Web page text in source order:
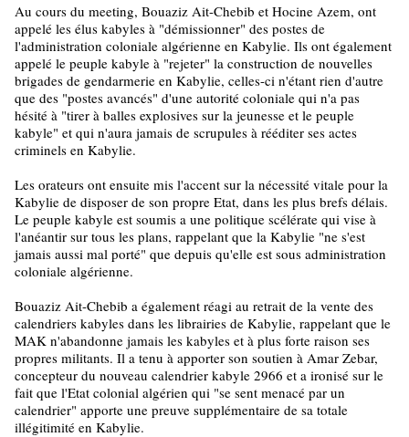
Au cours du meeting, Bouaziz Ait-Chebib et Hocine Azem, ont
appelé les élus kabyles à "démissionner" des postes de
l'administration coloniale algérienne en Kabylie. Ils ont également
appelé le peuple kabyle à "rejeter" la construction de nouvelles
brigades de gendarmerie en Kabylie, celles-ci n'étant rien d'autre
que des "postes avancés" d'une autorité coloniale qui n'a pas
hésité à "tirer à balles explosives sur la jeunesse et le peuple
kabyle" et qui n'aura jamais de scrupules à rééditer ses actes
criminels en Kabylie.
Les orateurs ont ensuite mis l'accent sur la nécessité vitale pour la
Kabylie de disposer de son propre Etat, dans les plus brefs délais.
Le peuple kabyle est soumis a une politique scélérate qui vise à
l'anéantir sur tous les plans, rappelant que la Kabylie "ne s'est
jamais aussi mal porté" que depuis qu'elle est sous administration
coloniale algérienne.
Bouaziz Ait-Chebib a également réagi au retrait de la vente des
calendriers kabyles dans les librairies de Kabylie, rappelant que le
MAK n'abandonne jamais les kabyles et à plus forte raison ses
propres militants. Il a tenu à apporter son soutien à Amar Zebar,
concepteur du nouveau calendrier kabyle 2966 et a ironisé sur le
fait que l'Etat colonial algérien qui "se sent menacé par un
calendrier" apporte une preuve supplémentaire de sa totale
illégitimité en Kabylie.